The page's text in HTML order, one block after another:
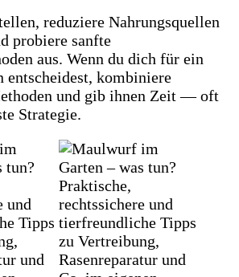
reduziere Nahrungsquellen
probiere sanfte
aus. Wenn du dich für ein
entscheidest, kombiniere
und gib ihnen Zeit — oft
Strategie.